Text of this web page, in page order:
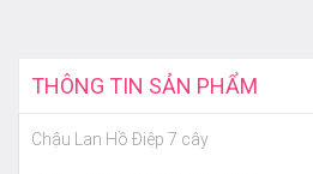
THÔNG TIN SẢN PHẨM
Chậu Lan Hồ Điệp 7 cây